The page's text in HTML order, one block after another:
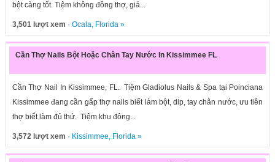
bột càng tốt. Tiệm không đông thợ, giá...
3,501 lượt xem · Ocala, Florida»
Cần Thợ Nails Bột Hoặc Chân Tay Nước In Kissimmee FL
Cần Thợ Nail In Kissimmee, FL. Tiệm Gladiolus Nails & Spa tại Poinciana
Kissimmee đang cần gấp thợ nails biết làm bột, dip, tay chân nước, ưu tiên
thợ biết làm đủ thứ. Tiệm khu đông...
3,572 lượt xem · Kissimmee, Florida»